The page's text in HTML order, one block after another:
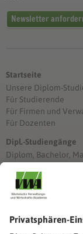
Newsletter
Startseite
Unsere Diplom-
Für Studierende
Für Firmen und
Für Dozenten
Dipl.-Studiengänge
Diplom, Bachelor,
Stimmen unserer
Stimmen unserer